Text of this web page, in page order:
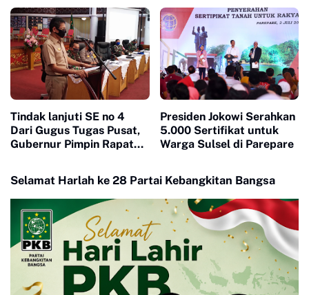
Tindak lanjuti SE no 4
Dari Gugus Tugas Pusat,
Gubernur Pimpin Rapat
Presiden Jokowi Serahkan
5.000 Sertifikat untuk
Warga Sulsel di Parepare
Selamat Harlah ke 28 Partai Kebangkitan Bangsa